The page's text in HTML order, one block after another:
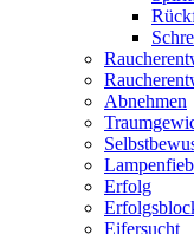
Abnehmen
Erfolg
Eifersucht